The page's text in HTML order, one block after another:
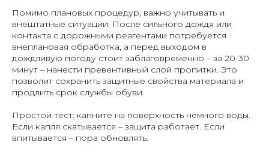
Помимо плановых процедур, важно учитывать и
внештатные ситуации. После сильного дождя или
контакта с дорожными реагентами потребуется
внеплановая обработка, а перед выходом в
дождливую погоду стоит заблаговременно – за 20-30
минут – нанести превентивный слой пропитки. Это
позволит сохранить защитные свойства материала и
продлить срок службы обуви.
Простой тест: капните на поверхность немного воды.
Если капля скатывается – защита работает. Если
впитывается – пора обновлять.